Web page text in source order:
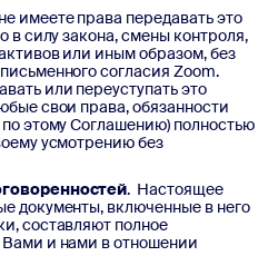
имеете права передавать это
в силу закона, смены контроля,
или иным образом, без
согласия Zoom.
или переуступать это
свои права, обязанности
этому Соглашению) полностью
усмотрению без
. Настоящее
документы, включенные в него
составляют полное
и нами в отношении